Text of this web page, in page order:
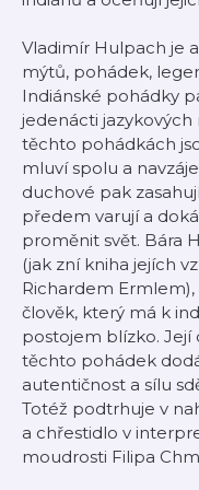
Vladimír Hulpach je
mýtů, pohádek,
Indiánské pohádky
jedenácti
těchto pohádkách
mluví spolu a
duchové pak
předem varují a
proměnit svět. Bára
(jak zní kniha jejích
Richardem Ermlem),
člověk, který má k
postojem blízko. Její
těchto pohádek
autentičnost a sílu
Totéž podtrhuje v
a chřestidlo v
moudrosti Filipa